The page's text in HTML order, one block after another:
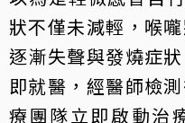
狀不僅未減輕，喉
逐漸失聲與發燒症
即就醫，經醫師檢
療團隊立即啟動治